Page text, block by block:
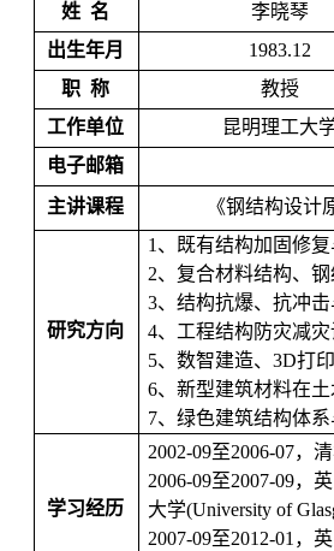
姓  名
李晓琴
出生年月
1983.12
职  称
教授
工作单位
昆明理工大
电子邮箱
主讲课程
《钢结构设
研究方向
1、既有结构加固修
2、复合材料结构、
3、结构抗爆、抗冲
4、工程结构防灾减
5、数智建造、3D打
6、新型建筑材料在
7、绿色建筑结构体
学习经历
2002-09至2006-07，
2006-09至2007-09，
大学(University of
2007-09至2012-01，